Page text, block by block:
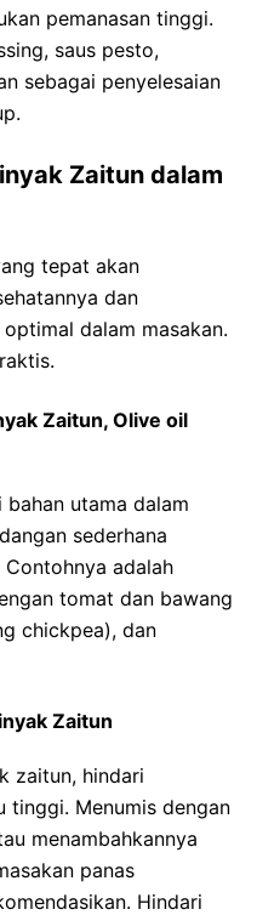
pemanasan tinggi.
saus pesto,
sebagai penyelesaian
Zaitun dalam
tepat akan
dan
dalam masakan.
Zaitun, Olive oil
utama dalam
sederhana
adalah
tomat dan bawang
chickpea), dan
Zaitun
zaitun, hindari
tinggi. Menumis dengan
menambahkannya
panas
Hindari